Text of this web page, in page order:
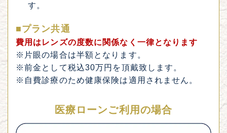
す。
■プラン共通
費用はレンズの度数に関係なく一律となります
※片眼の場合は半額となります。
※前金として税込30万円を頂戴致します。
※自費診療のため健康保険は適用されません。
医療ローンご利用の場合